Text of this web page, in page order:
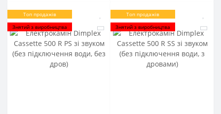
Топ продажів
Знятий з виробництва
Топ продажів
Знятий з виробництва